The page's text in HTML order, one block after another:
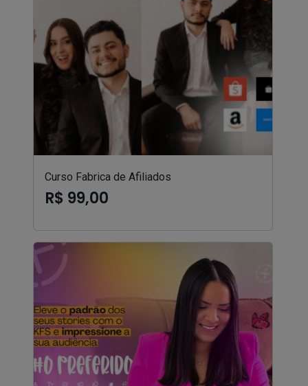
Curso Fabrica de Afiliados
R$ 99,00